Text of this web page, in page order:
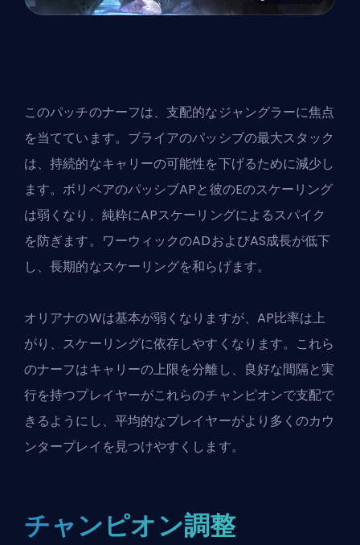
このパッチのナーフは、支配的なジャングラーに焦点
を当てています。ブライアのパッシブの最大スタック
は、持続的なキャリーの可能性を下げるために減少し
ます。ボリベアのパッシブAPと彼のEのスケーリング
は弱くなり、純粋にAPスケーリングによるスパイク
を防ぎます。ワーウィックのADおよびAS成長が低下
し、長期的なスケーリングを和らげます。
オリアナのWは基本が弱くなりますが、AP比率は上
がり、スケーリングに依存しやすくなります。これら
のナーフはキャリーの上限を分離し、良好な間隔と実
行を持つプレイヤーがこれらのチャンピオンで支配で
きるようにし、平均的なプレイヤーがより多くのカウ
ンタープレイを見つけやすくします。
チャンピオン調整